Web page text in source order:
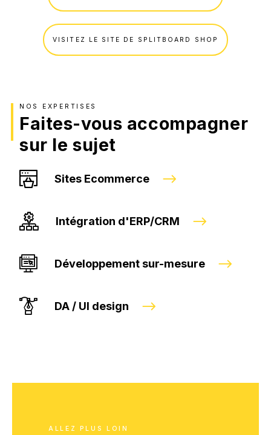
VISITEZ LE SITE DE SPLITBOARD SHOP
NOS EXPERTISES
Faites-vous accompagner
sur le sujet
Sites Ecommerce
Intégration d'ERP/CRM
Développement sur-mesure
DA / UI design
ALLEZ PLUS LOIN